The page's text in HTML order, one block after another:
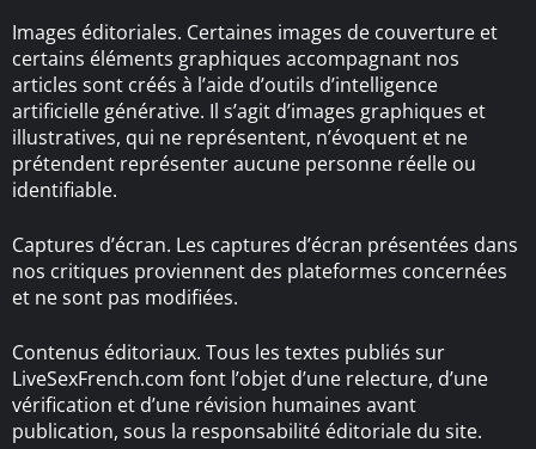
Images éditoriales. Certaines images de couverture et
certains éléments graphiques accompagnant nos
articles sont créés à l’aide d’outils d’intelligence
artificielle générative. Il s’agit d’images graphiques et
illustratives, qui ne représentent, n’évoquent et ne
prétendent représenter aucune personne réelle ou
identifiable.
Captures d’écran. Les captures d’écran présentées dans
nos critiques proviennent des plateformes concernées
et ne sont pas modifiées.
Contenus éditoriaux. Tous les textes publiés sur
LiveSexFrench.com font l’objet d’une relecture, d’une
vérification et d’une révision humaines avant
publication, sous la responsabilité éditoriale du site.